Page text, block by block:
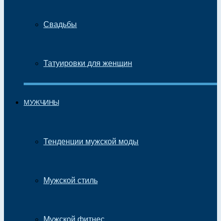
Свадьбы
Татуировки для женщин
МУЖЧИНЫ
Тенденции мужской моды
Мужской стиль
Мужской фитнес